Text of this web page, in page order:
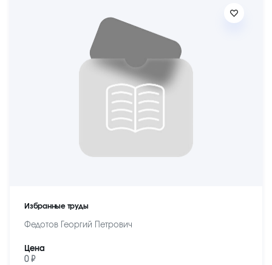
Избранные труды
Федотов Георгий Петрович
Цена
0 ₽